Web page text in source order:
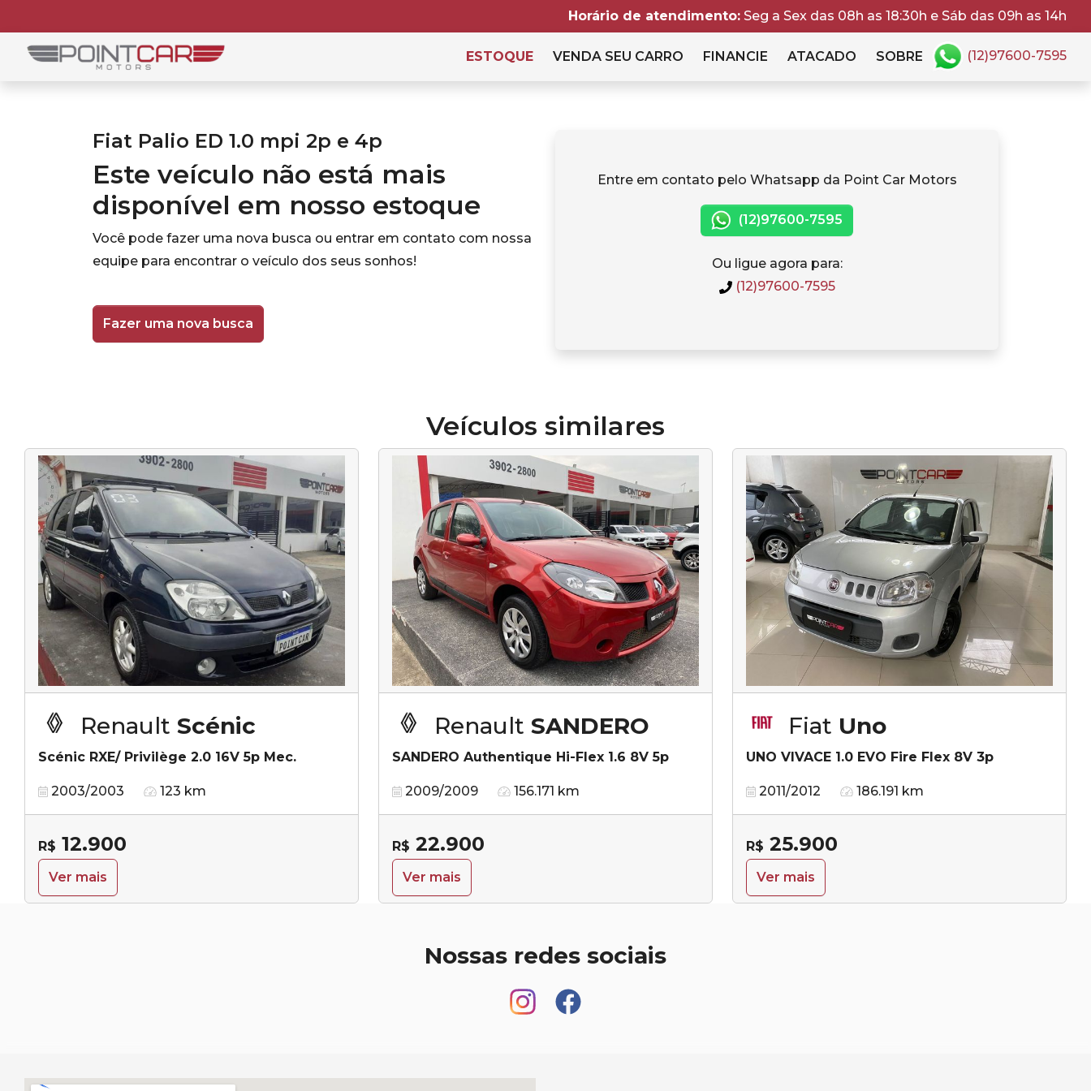
Horário de atendimento: Seg a Sex das 08h as 18:30h e Sáb das 09h as 14h
ESTOQUE VENDA SEU CARRO FINANCIE ATACADO SOBRE (12)97600-7595
Fiat Palio ED 1.0 mpi 2p e 4p
Este veículo não está mais
disponível em nosso estoque
Você pode fazer uma nova busca ou entrar em contato com nossa
equipe para encontrar o veículo dos seus sonhos!
Fazer uma nova busca
Entre em contato pelo Whatsapp da Point Car Motors
(12)97600-7595
Ou ligue agora para:
(12)97600-7595
Veículos similares
Renault Scénic
Scénic RXE/ Privilège 2.0 16V 5p Mec.
2003/2003 123 km
R$ 12.900
Ver mais
Renault SANDERO
SANDERO Authentique Hi-Flex 1.6 8V 5p
2009/2009 156.171 km
R$ 22.900
Ver mais
Fiat Uno
UNO VIVACE 1.0 EVO Fire Flex 8V 3p
2011/2012 186.191 km
R$ 25.900
Ver mais
Nossas redes sociais